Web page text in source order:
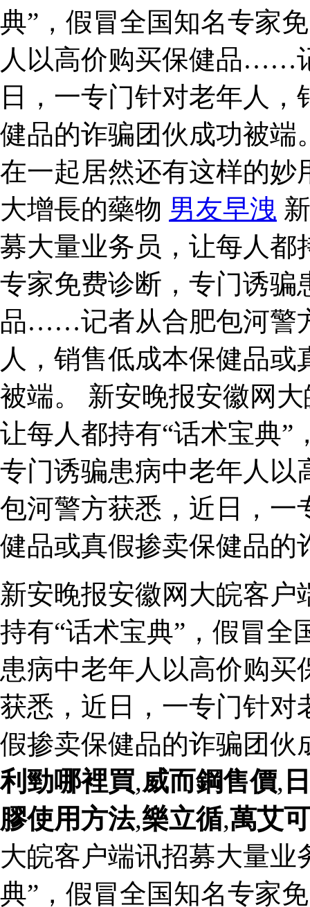
典”，假冒全国知名专家
人以高价购买保健品……
日，一专门针对老年人
健品的诈骗团伙成功被端
在一起居然还有这样的妙
大增長的藥物 男友早洩
募大量业务员，让每人都
专家免费诊断，专门诱骗
品……记者从合肥包河警
人，销售低成本保健品
被端。 新安晚报安徽网
让每人都持有“话术宝典”
专门诱骗患病中老年人
包河警方获悉，近日，一
健品或真假掺卖保健品的
新安晚报安徽网大皖客
持有“话术宝典”，假冒全
患病中老年人以高价购
获悉，近日，一专门针对
假掺卖保健品的诈骗团
利勁哪裡買,威而鋼售價,
膠使用方法,樂立循,萬艾
大皖客户端讯招募大量业
典”，假冒全国知名专家